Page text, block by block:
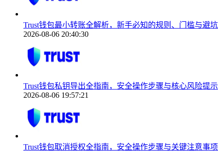
Trust钱包最小转账全解析，新手必知的规则、门槛与避
2026-08-06 20:40:30
Trust钱包私钥导出全指南，安全操作步骤与核心风险提示
2026-08-06 19:57:21
Trust钱包取消授权全指南，安全操作步骤与关键注意事项